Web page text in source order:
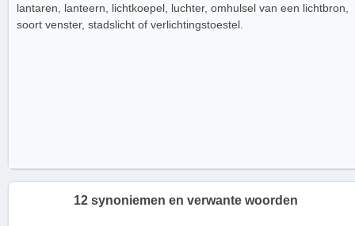
lantaren, lanteern, lichtkoepel, luchter, omhulsel van een lichtbron,
soort venster, stadslicht of verlichtingstoestel.
12 synoniemen en verwante woorden